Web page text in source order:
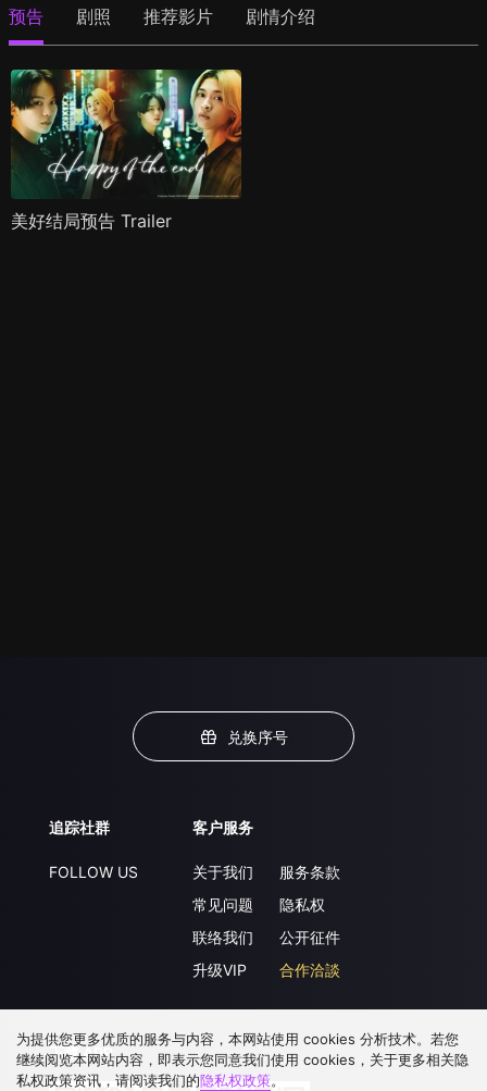
预告 剧照 推荐影片 剧情介绍
美好结局预告 Trailer
兑换序号
追踪社群
FOLLOW US
客户服务
关于我们
常见问题
联络我们
升级VIP
服务条款
隐私权
公开征件
合作洽談
下载 APP
为提供您更多优质的服务与内容，本网站使用 cookies 分析技术。若您
继续阅览本网站内容，即表示您同意我们使用 cookies，关于更多相关隐
私权政策资讯，请阅读我们的隐私权政策。